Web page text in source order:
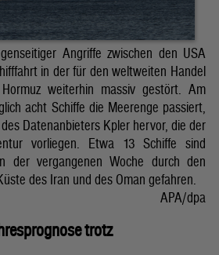
Angriffe zwischen den USA
in der für den weltweiten Handel
weiterhin massiv gestört. Am
acht Schiffe die Meerenge passiert,
Datenanbieters Kpler hervor, die der
vorliegen. Etwa 13 Schiffe sind
der vergangenen Woche durch den
des Iran und des Oman gefahren.
APA/dpa
trotz